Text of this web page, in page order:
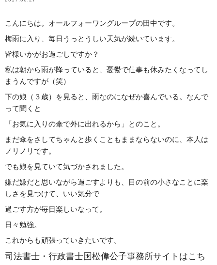
こんにちは。オールフォーワングループの田中です。
梅雨に入り、毎日うっとうしい天気が続いています。
皆様いかがお過ごしですか？
私は朝から雨が降っていると、憂鬱で仕事も休みたくなってし
まうんですが（笑）
下の娘（３歳）を見ると、雨なのになぜか喜んでいる。なんで
って聞くと
「お気に入りの傘で外に出れるから」とのこと。
まだ傘をさしてちゃんと歩くこともままならないのに、本人は
ノリノリです。
でも娘を見ていて気づかされました。
嫌だ嫌だと思いながら過ごすよりも、目の前の小さなことに楽
しさを見つけて、いい気分で
過ごす方が毎日楽しいなって。
日々勉強。
これからも頑張っていきたいです。
司法書士・行政書士国松偉公子事務所サイトはこち